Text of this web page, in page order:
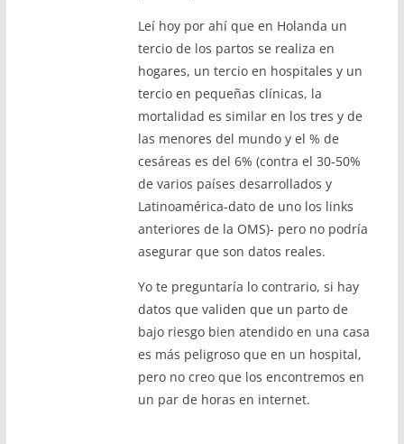
Leí hoy por ahí que en Holanda un
tercio de los partos se realiza en
hogares, un tercio en hospitales y un
tercio en pequeñas clínicas, la
mortalidad es similar en los tres y de
las menores del mundo y el % de
cesáreas es del 6% (contra el 30-50%
de varios países desarrollados y
Latinoamérica-dato de uno los links
anteriores de la OMS)- pero no podría
asegurar que son datos reales.
Yo te preguntaría lo contrario, si hay
datos que validen que un parto de
bajo riesgo bien atendido en una casa
es más peligroso que en un hospital,
pero no creo que los encontremos en
un par de horas en internet.